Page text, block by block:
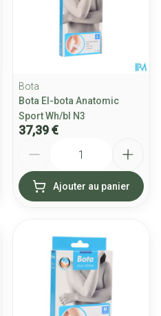
Bota
Bota El-bota Anatomic
Sport Wh/bl N3
37,39 €
Ajouter au panier